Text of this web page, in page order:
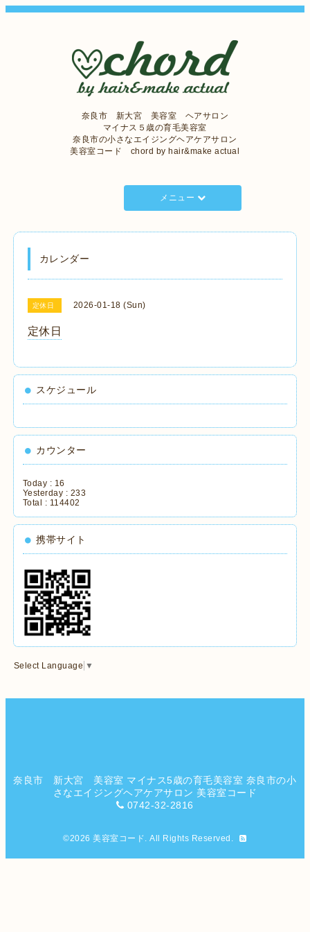
奈良市 新大宮 美容室 ヘアサロン
マイナス５歳の育毛美容室
奈良市の小さなエイジングヘアケアサロン
美容室コード chord by hair&make actual
メニュー
カレンダー
定休日 2026-01-18 (Sun)
定休日
スケジュール
カウンター
Today : 16
Yesterday : 233
Total : 114402
携帯サイト
Select Language ▼
奈良市 新大宮 美容室 マイナス5歳の育毛美容室 奈良市の小
さなエイジングヘアケアサロン 美容室コード
0742-32-2816
©2026美容室コード . All Rights Reserved.